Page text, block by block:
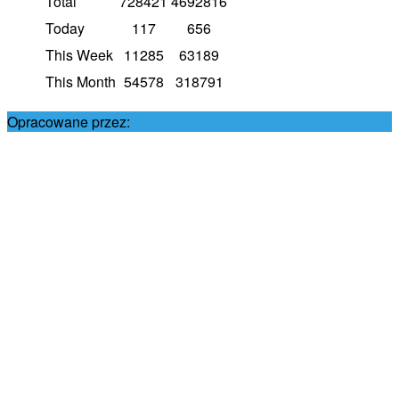
Today
117
656
This Week 11285
63189
This Month 54578
318791
Opracowane przez: